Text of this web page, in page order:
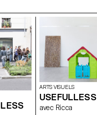
ARTS VISUELS
USEFULLESS
avec Ricca